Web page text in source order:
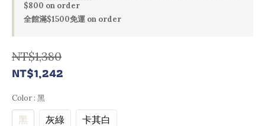
$800 on order
全館滿$1500免運 on order
NT$1,380
NT$1,242
Color : 黑
黑 灰綠 卡其白